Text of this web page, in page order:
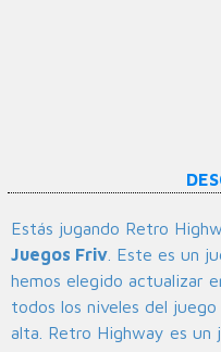
Estás jugando Retro
Juegos Friv . Este es un
hemos elegido actualizar
todos los niveles del
alta. Retro Highway es un